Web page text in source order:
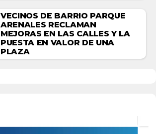
VECINOS DE BARRIO PARQUE
ARENALES RECLAMAN
MEJORAS EN LAS CALLES Y LA
PUESTA EN VALOR DE UNA
PLAZA